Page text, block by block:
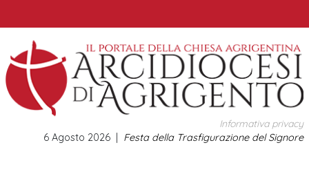
to
content
Informativa privacy
Festa della Trasfigurazione del Signore
6 Agosto 2026